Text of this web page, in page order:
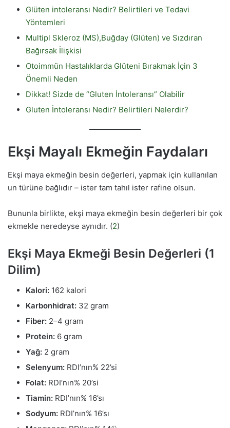
Glüten intoleransı Nedir? Belirtileri ve Tedavi
Yöntemleri
Multipl Skleroz (MS),Buğday (Glüten) ve Sızdıran
Bağırsak İlişkisi
Otoimmün Hastalıklarda Glüteni Bırakmak İçin 3
Önemli Neden
Dikkat! Sizde de “Gluten İntoleransı” Olabilir
Gluten İntoleransı Nedir? Belirtileri Nelerdir?
Ekşi Mayalı Ekmeğin Faydaları
Ekşi maya ekmeğin besin değerleri, yapmak için kullanılan
un türüne bağlıdır – ister tam tahıl ister rafine olsun.
Bununla birlikte, ekşi maya ekmeğin besin değerleri bir çok
ekmekle neredeyse aynıdır. (2)
Ekşi Maya Ekmeği Besin Değerleri (1
Dilim)
Kalori: 162 kalori
Karbonhidrat: 32 gram
Fiber: 2–4 gram
Protein: 6 gram
Yağ: 2 gram
Selenyum: RDI’nın% 22’si
Folat: RDI’nın% 20’si
Tiamin: RDI’nın% 16’sı
Sodyum: RDI’nın% 16’sı